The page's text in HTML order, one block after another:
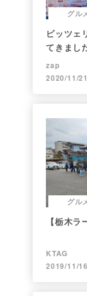
グル
ピッツェ
てきまし
zap
2020/11/21
グル
【栃木
KTAG
2019/11/16